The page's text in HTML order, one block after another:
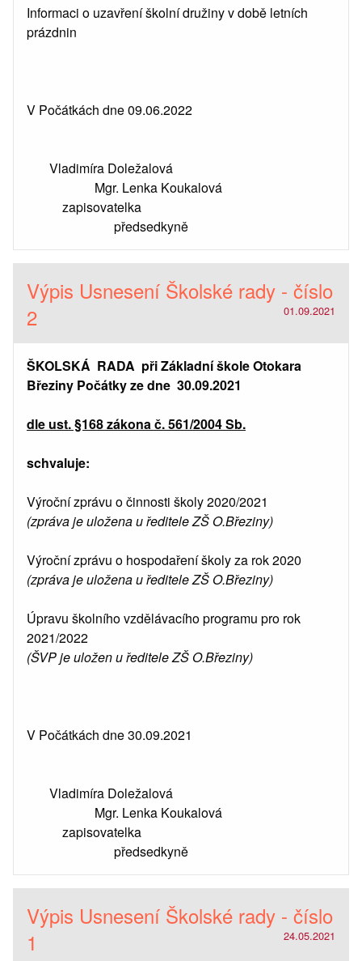
Informaci o uzavření školní družiny v době letních
prázdnin
V Počátkách dne 09.06.2022
Vladimíra Doležalová
Mgr. Lenka Koukalová
zapisovatelka
předsedkyně
Výpis Usnesení Školské rady - číslo
2
01.09.2021
ŠKOLSKÁ RADA při Základní škole Otokara
Březiny Počátky ze dne 30.09.2021
dle ust. §168 zákona č. 561/2004 Sb.
schvaluje:
Výroční zprávu o činnosti školy 2020/2021
(zpráva je uložena u ředitele ZŠ O.Březiny)
Výroční zprávu o hospodaření školy za rok 2020
(zpráva je uložena u ředitele ZŠ O.Březiny)
Úpravu školního vzdělávacího programu pro rok
2021/2022
(ŠVP je uložen u ředitele ZŠ O.Březiny)
V Počátkách dne 30.09.2021
Vladimíra Doležalová
Mgr. Lenka Koukalová
zapisovatelka
předsedkyně
Výpis Usnesení Školské rady - číslo
1
24.05.2021